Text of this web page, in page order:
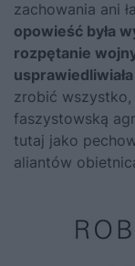
zachowania ani
opowieść była
rozpętanie
zrobić
faszystowską
tutaj jako
aliantów